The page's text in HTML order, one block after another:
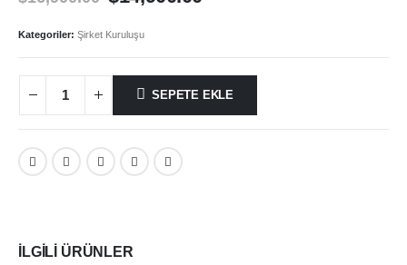
Kategoriler: Şirket Kuruluşu
SEPETE EKLE
İLGILI ÜRÜNLER